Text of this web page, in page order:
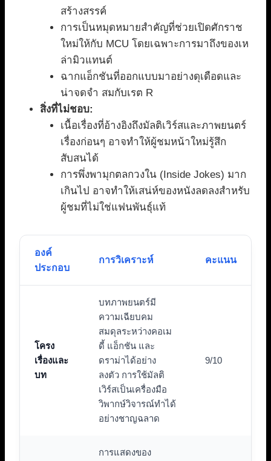
สร้างสรรค์
การเป็นหมุดหมายสำคัญที่ช่วยเปิดศักราช
ใหม่ให้กับ MCU โดยเฉพาะการมาถึงของเห
ล่ามิวแทนต์
ฉากแอ็กชันที่ออกแบบมาอย่างดุเดือดและ
น่าจดจำ สมกับเรต R
สิ่งที่ไม่ชอบ:
เนื้อเรื่องที่อ้างอิงถึงมัลติเวิร์สและภาพยนตร์
เรื่องก่อนๆ อาจทำให้ผู้ชมหน้าใหม่รู้สึก
สับสนได้
การพึ่งพามุกตลกวงใน (Inside Jokes) มาก
เกินไป อาจทำให้เสน่ห์ของหนังลดลงสำหรับ
ผู้ชมที่ไม่ใช่แฟนพันธุ์แท้
องค์
ประกอบ
การวิเคราะห์ คะแนน
โครง
เรื่องและ
บท
บทภาพยนตร์มี
ความเฉียบคม
สมดุลระหว่างคอเม
ดี้ แอ็กชัน และ
ดราม่าได้อย่าง
ลงตัว การใช้มัลติ
เวิร์สเป็นเครื่องมือ
วิพากษ์วิจารณ์ทำได้
อย่างชาญฉลาด
9/10
การแสดงของ